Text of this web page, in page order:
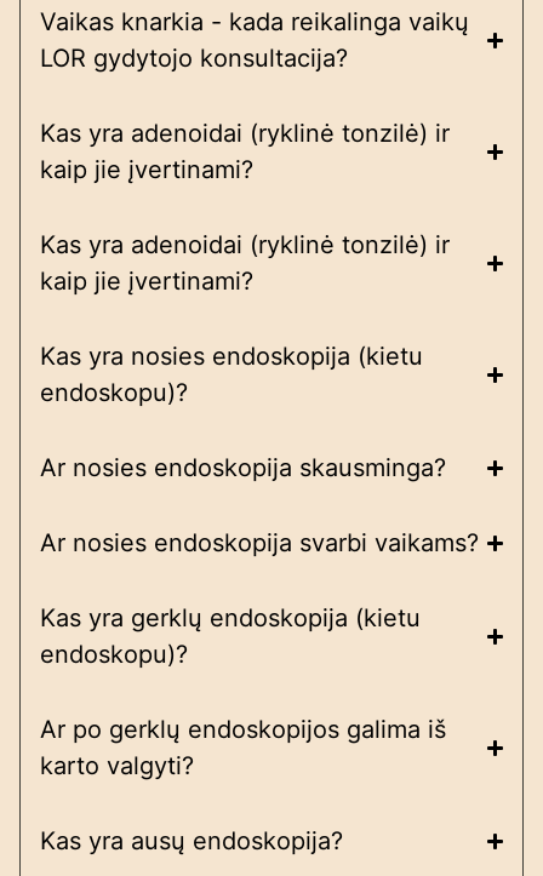
Vaikas knarkia - kada reikalinga vaikų
LOR gydytojo konsultacija?
Kas yra adenoidai (ryklinė tonzilė) ir
kaip jie įvertinami?
Kas yra adenoidai (ryklinė tonzilė) ir
kaip jie įvertinami?
Kas yra nosies endoskopija (kietu
endoskopu)?
Ar nosies endoskopija skausminga?
Ar nosies endoskopija svarbi vaikams?
Kas yra gerklų endoskopija (kietu
endoskopu)?
Ar po gerklų endoskopijos galima iš
karto valgyti?
Kas yra ausų endoskopija?